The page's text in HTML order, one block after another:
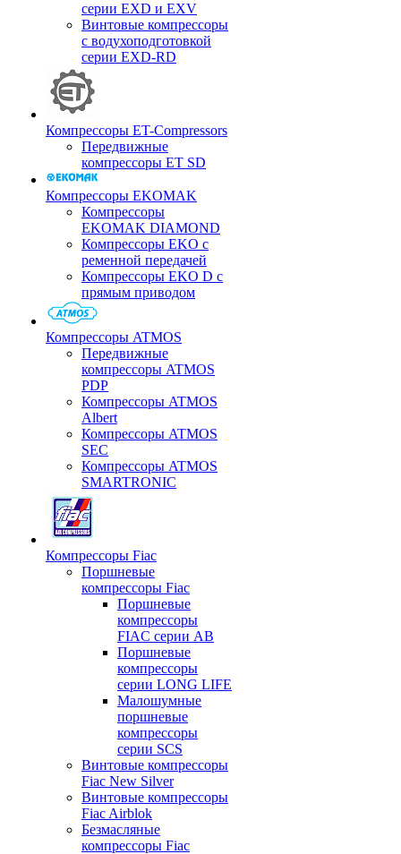
серии EXD и EXV
Винтовые компрессоры
с водухоподготовкой
серии EXD-RD
Компрессоры ET-Compressors
Передвижные
компрессоры ET SD
Компрессоры EKOMAK
Компрессоры
EKOMAK DIAMOND
Компрессоры EKO c
ременной передачей
Компрессоры EKO D с
прямым приводом
Компрессоры ATMOS
Передвижные
компрессоры ATMOS
PDP
Компрессоры ATMOS
Albert
Компрессоры ATMOS
SEC
Компрессоры ATMOS
SMARTRONIC
Компрессоры Fiac
Поршневые
компрессоры Fiac
Поршневые
компрессоры
FIAC серии AB
Поршневые
компрессоры
серии LONG LIFE
Малошумные
поршневые
компрессоры
серии SCS
Винтовые компрессоры
Fiac New Silver
Винтовые компрессоры
Fiac Airblok
Безмасляные
компрессоры Fiac